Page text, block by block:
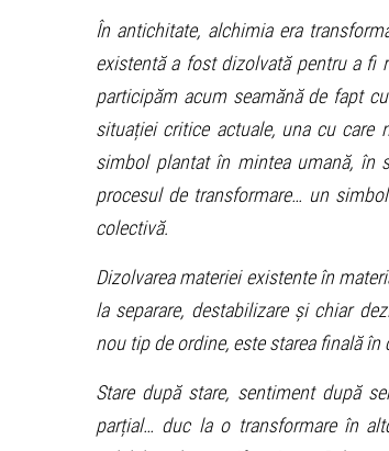
În antichitate, alchimia era
existentă a fost dizolvată pentru a fi
participăm acum seamănă de fapt
situației critice actuale, una cu care
simbol plantat în mintea umană, în
procesul de transformare… un
colectivă.
Dizolvarea materiei existente în
la separare, destabilizare și chiar
nou tip de ordine, este starea finală în
Stare după stare, sentiment după
parțial… duc la o transformare în